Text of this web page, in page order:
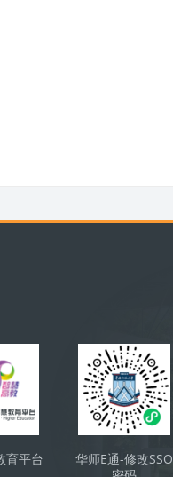
育平台
华师E通-修改SSO